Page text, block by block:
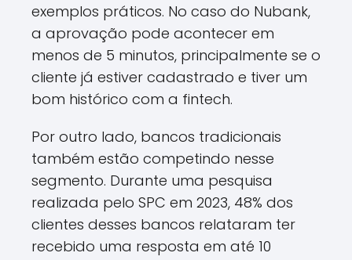
exemplos práticos. No caso do Nubank,
a aprovação pode acontecer em
menos de 5 minutos, principalmente se o
cliente já estiver cadastrado e tiver um
bom histórico com a fintech.
Por outro lado, bancos tradicionais
também estão competindo nesse
segmento. Durante uma pesquisa
realizada pelo SPC em 2023, 48% dos
clientes desses bancos relataram ter
recebido uma resposta em até 10